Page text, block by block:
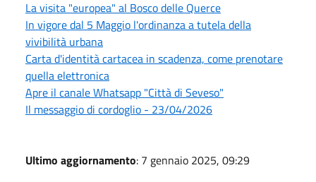
La visita "europea" al Bosco delle Querce
In vigore dal 5 Maggio l'ordinanza a tutela della
vivibilità urbana
Carta d'identità cartacea in scadenza, come prenotare
quella elettronica
Apre il canale Whatsapp "Città di Seveso"
Il messaggio di cordoglio - 23/04/2026
Ultimo aggiornamento: 7 gennaio 2025, 09:29